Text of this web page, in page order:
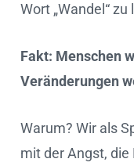
Wort „Wandel“ zu
Fakt: Menschen
Veränderungen
Warum? Wir als
mit der Angst, die